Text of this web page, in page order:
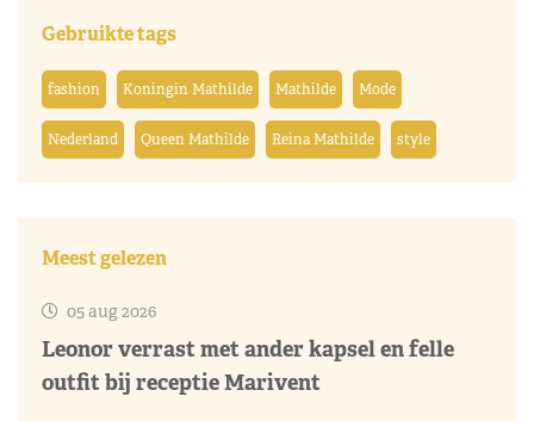
Gebruikte tags
fashion Koningin Mathilde Mathilde Mode
Nederland Queen Mathilde Reina Mathilde style
Meest gelezen
05 aug 2026
Leonor verrast met ander kapsel en felle
outfit bij receptie Marivent